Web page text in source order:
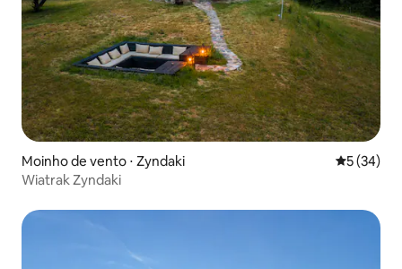
Moinho de vento ⋅ Zyndaki 5 de uma
5 (34)
Wiatrak Zyndaki